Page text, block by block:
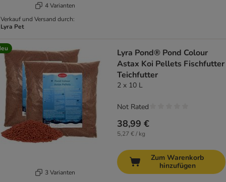
4 Varianten
Verkauf und Versand durch:
Lyra Pet
3 Varianten
Lyra Pond® Pond Colour
Astax Koi Pellets Fischfutter
Teichfutter
2 x 10 L
38,99 €
5,27 € / kg
Not Rated
Zum Warenkorb
hinzufügen